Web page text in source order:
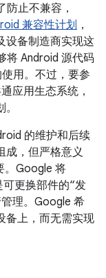
止不兼容，
兼容性计划 ，
设备制造商实现这
将 Android 源代码
用。不过，要参
应用生态系统，
的维护和后续
成，但严格意义
。Google 将
更换部件的“发
理。Google 希
备上，而无需实现